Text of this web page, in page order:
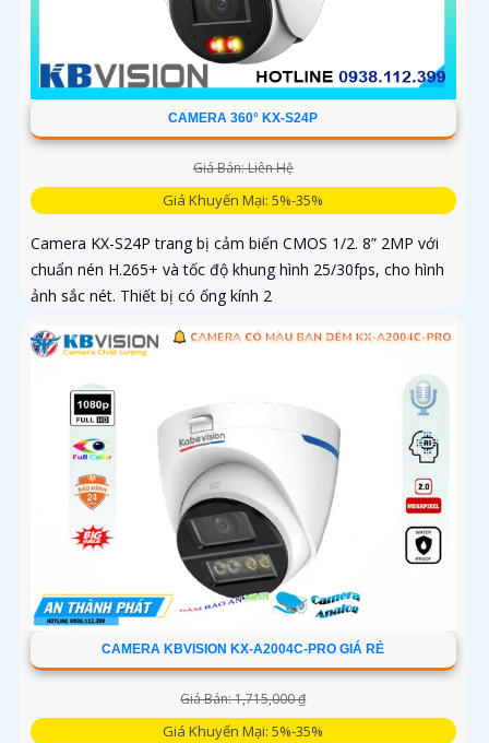
CAMERA 360° KX-S24P
Giá Bán: Liên Hệ
Giá Khuyến Mại: 5%-35%
Camera KX-S24P trang bị cảm biến CMOS 1/2. 8” 2MP với
chuẩn nén H.265+ và tốc độ khung hình 25/30fps, cho hình
ảnh sắc nét. Thiết bị có ống kính 2
CAMERA KBVISION KX-A2004C-PRO GIÁ RẺ
Giá Bán: 1,715,000 ₫
Giá Khuyến Mại: 5%-35%